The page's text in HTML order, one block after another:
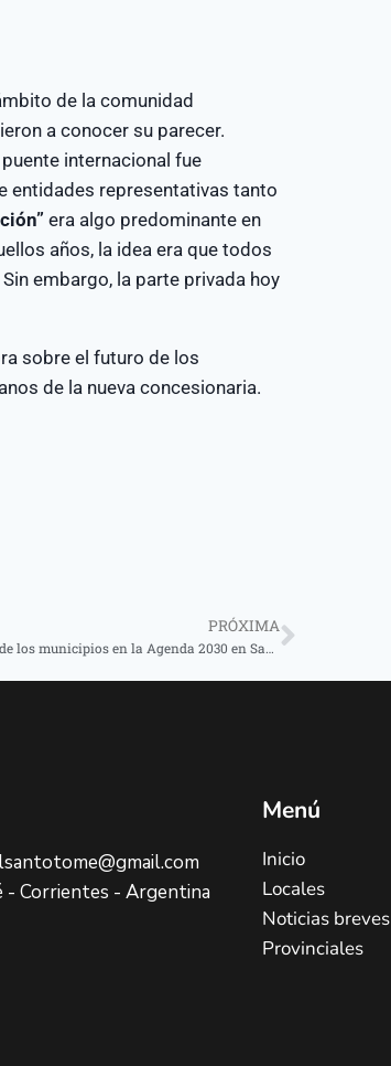
de la comunidad
a conocer su parecer.
internacional fue
entidades representativas tanto
era algo predominante en
años, la idea era que todos
embargo, la parte privada hoy
sobre el futuro de los
de la nueva concesionaria.
PRÓXIMA
Se debatió el rol de los municipios en la Agenda 2030 en Santo Tomé
- Corrientes - Argentina
Menú
Inicio
Locales
Noticias breves
Provinciales